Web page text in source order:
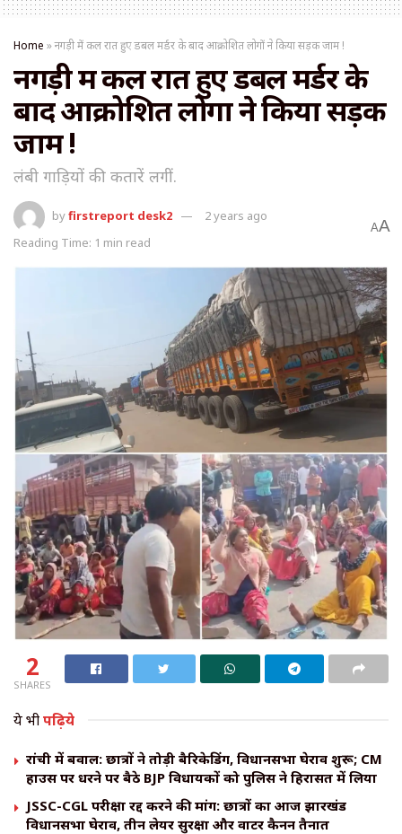
Home »नगड़ी में कल रात हुए डबल मर्डर के बाद आक्रोशित लोगों ने किया सड़क जाम !
नगड़ी में कल रात हुए डबल मर्डर के
बाद आक्रोशित लोगों ने किया सड़क
जाम !
लंबी गाड़ियों की कतारें लगीं.
byfirstreport desk2
2 years ago
Reading Time: 1 min read
AA
2
SHARES
ये भीपढ़िये
रांची में बवाल: छात्रों ने तोड़ी बैरिकेडिंग, विधानसभा घेराव शुरू; CM
हाउस पर धरने पर बैठे BJP विधायकों को पुलिस ने हिरासत में लिया
JSSC-CGL परीक्षा रद्द करने की मांग: छात्रों का आज झारखंड
विधानसभा घेराव, तीन लेयर सुरक्षा और वाटर कैनन तैनात